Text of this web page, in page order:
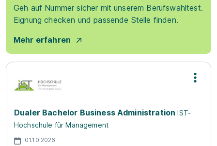
Geh auf Nummer sicher mit unserem Berufswahltest.
Eignung checken und passende Stelle finden.
Mehr erfahren
Dualer Bachelor Business Administration IST-
Hochschule für Management
01.10.2026